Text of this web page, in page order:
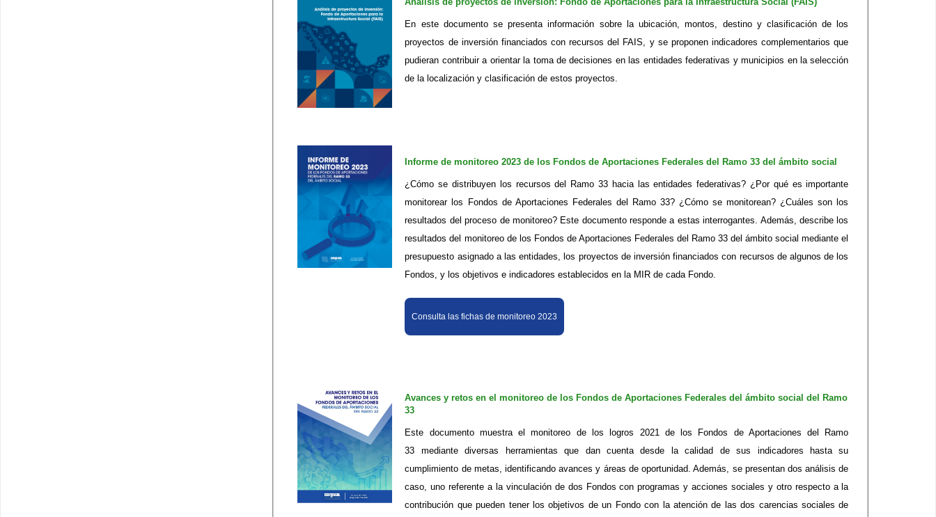
En este documento se presenta información sobre la ubicación, montos, destino y clasificación de los
proyectos de inversión financiados con recursos del FAIS, y se proponen indicadores complementarios que
pudieran contribuir a orientar la toma de decisiones en las entidades federativas y municipios en la selección
de la localización y clasificación de estos proyectos.
Informe de monitoreo 2023 de los Fondos de Aportaciones Federales del Ramo 33 del ámbito social
¿Cómo se distribuyen los recursos del Ramo 33 hacia las entidades federativas? ¿Por qué es importante
monitorear los Fondos de Aportaciones Federales del Ramo 33? ¿Cómo se monitorean? ¿Cuáles son los
resultados del proceso de monitoreo? Este documento responde a estas interrogantes. Además, describe los
resultados del monitoreo de los Fondos de Aportaciones Federales del Ramo 33 del ámbito social mediante el
presupuesto asignado a las entidades, los proyectos de inversión financiados con recursos de algunos de los
Fondos, y los objetivos e indicadores establecidos en la MIR de cada Fondo.
Consulta las fichas de monitoreo 2023
Avances y retos en el monitoreo de los Fondos de Aportaciones Federales del ámbito social del Ramo
33
Este documento muestra el monitoreo de los logros 2021 de los Fondos de Aportaciones del Ramo
33 mediante diversas herramientas que dan cuenta desde la calidad de sus indicadores hasta su
cumplimiento de metas, identificando avances y áreas de oportunidad. Además, se presentan dos análisis de
caso, uno referente a la vinculación de dos Fondos con programas y acciones sociales y otro respecto a la
contribución que pueden tener los objetivos de un Fondo con la atención de las dos carencias sociales de